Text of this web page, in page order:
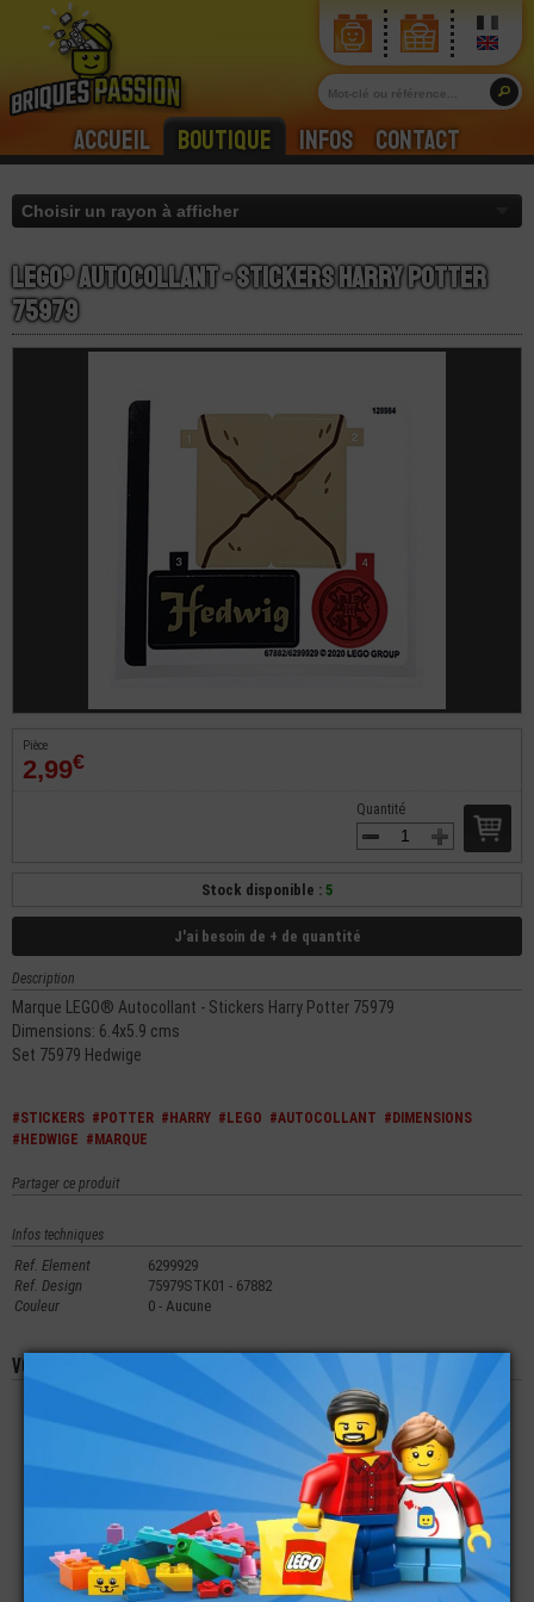
Accueil Boutique Infos Contact
LEGO® Autocollant - Stickers Harry Potter
75979
Pièce
2,99€
Quantité
Stock disponible : 5
J'ai besoin de + de quantité
Description
Marque LEGO® Autocollant - Stickers Harry Potter 75979
Dimensions: 6.4x5.9 cms
Set 75979 Hedwige
#STICKERS #POTTER #HARRY #LEGO #AUTOCOLLANT #DIMENSIONS
#HEDWIGE #MARQUE
Partager ce produit
Infos techniques
Ref. Element
6299929
Ref. Design
75979STK01 - 67882
Couleur
0 - Aucune
Vous aimerez aussi les produits suivants
AUTOCOLLANT -
STICKERS 76898
PLANCHE 2
1,99€
AUTOCOLLANT -
STICKERS 41430
2,99€
LEGO®
AUTOCOLLANT -
STICKERS TECHNIC
42112
1,99€